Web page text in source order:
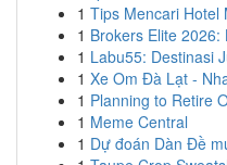
1 Tips Mencari Hotel
1 Brokers Elite
1 Labu55: Destinasi
1 Xe Om Đà Lạt -
1 Planning to Retire
1 Meme Central
1 Dự đoán Dàn Đề